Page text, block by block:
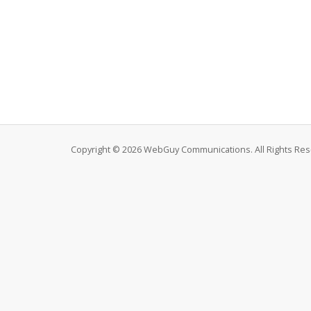
Copyright © 2026 WebGuy Communications. All Rights